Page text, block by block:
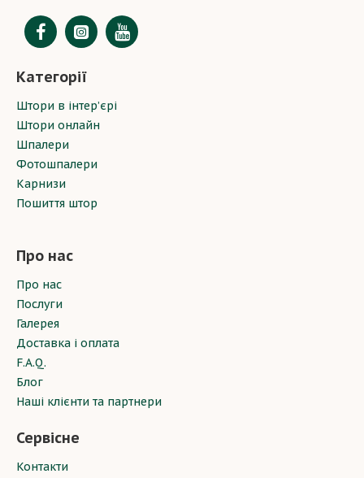
Категорії
Штори в інтер’єрі
Штори онлайн
Шпалери
Фотошпалери
Карнизи
Пошиття штор
Про нас
Про нас
Послуги
Галерея
Доставка і оплата
F.A.Q.
Блог
Наші клієнти та партнери
Сервісне
Контакти